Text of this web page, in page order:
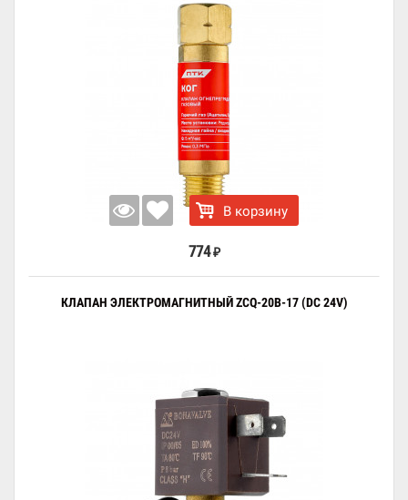
В корзину
774 ₽
КЛАПАН ЭЛЕКТРОМАГНИТНЫЙ ZCQ-20B-17 (DC 24V)